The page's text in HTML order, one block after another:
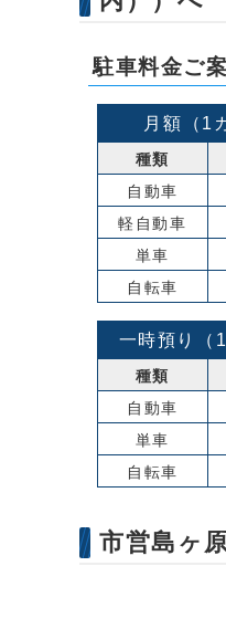
駐車料金ご
月額（1
種類
自動車
軽自動車
単車
自転車
一時預り（
種類
自動車
単車
自転車
市営島ヶ